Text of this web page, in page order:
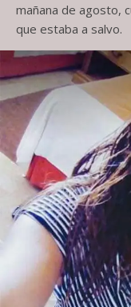
mañana de agosto,
que estaba a salvo.